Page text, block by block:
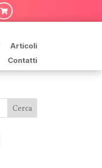

Articoli
Contatti